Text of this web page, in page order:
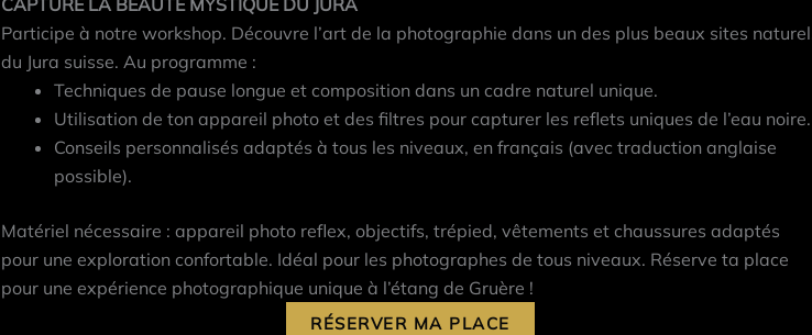
Participe à notre workshop. Découvre l’art de la photographie dans un des plus beaux sites
du Jura suisse. Au programme :
Techniques de pause longue et composition dans un cadre naturel unique.
Utilisation de ton appareil photo et des filtres pour capturer les reflets uniques de l’eau noire.
Conseils personnalisés adaptés à tous les niveaux, en français (avec traduction anglaise
possible).
Matériel nécessaire : appareil photo reflex, objectifs, trépied, vêtements et chaussures adaptés
pour une exploration confortable. Idéal pour les photographes de tous niveaux. Réserve ta place
pour une expérience photographique unique à l’étang de Gruère !
RÉSERVER MA PLACE